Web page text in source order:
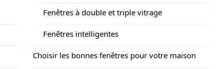
Fenêtres à double et triple vitrage
Fenêtres intelligentes
Choisir les bonnes fenêtres pour votre maison